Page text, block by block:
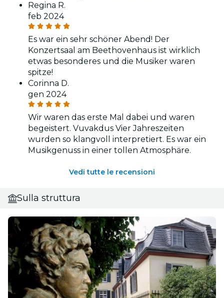
Regina R.
feb 2024
Es war ein sehr schöner Abend! Der
Konzertsaal am Beethovenhaus ist wirklich
etwas besonderes und die Musiker waren
spitze!
Corinna D.
gen 2024
Wir waren das erste Mal dabei und waren
begeistert. Vuvakdus Vier Jahreszeiten
wurden so klangvoll interpretiert. Es war ein
Musikgenuss in einer tollen Atmosphäre.
Vedi tutte le recensioni
Sulla struttura